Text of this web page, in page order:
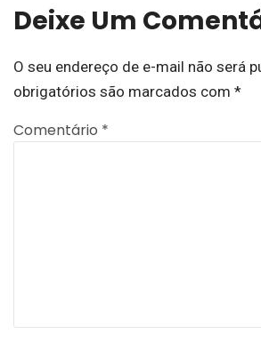
Deixe Um
O seu endereço de e-mail não será
obrigatórios são marcados com *
Comentário *